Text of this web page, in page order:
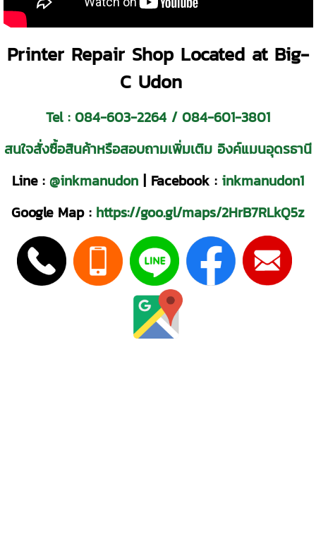
Printer Repair Shop Located at Big-
C Udon
Tel : 084-603-2264/ 084-601-3801
สนใจสั่งซื้อสินค้าหรือสอบถามเพิ่มเติม อิงค์แมนอุดรธานี
Line : @inkmanudon | Facebook : inkmanudon1
Google Map : https://goo.gl/maps/2HrB7RLkQ5z